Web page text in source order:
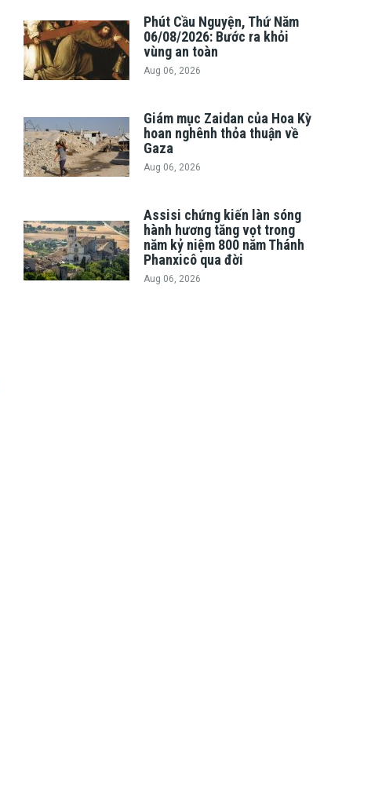
Phút Cầu Nguyện, Thứ Năm
06/08/2026: Bước ra khỏi
vùng an toàn
Aug 06, 2026
Giám mục Zaidan của Hoa Kỳ
hoan nghênh thỏa thuận về
Gaza
Aug 06, 2026
Assisi chứng kiến làn sóng
hành hương tăng vọt trong
năm kỷ niệm 800 năm Thánh
Phanxicô qua đời
Aug 06, 2026